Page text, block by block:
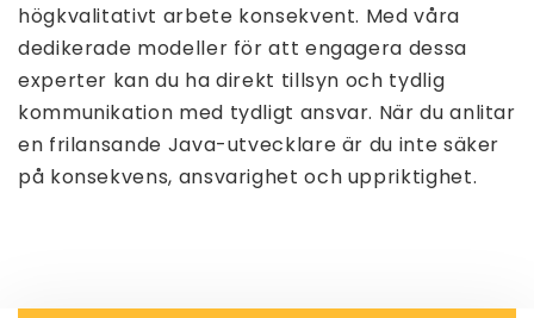
högkvalitativt arbete konsekvent. Med våra
dedikerade modeller för att engagera dessa
experter kan du ha direkt tillsyn och tydlig
kommunikation med tydligt ansvar. När du anlitar
en frilansande Java-utvecklare är du inte säker
på konsekvens, ansvarighet och uppriktighet.